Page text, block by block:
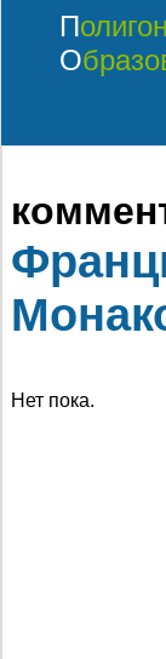
Полигон
Нет пока.